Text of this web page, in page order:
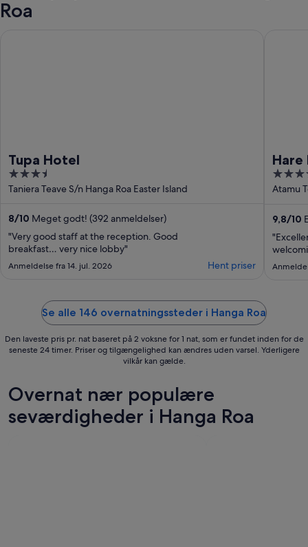
Roa
Tupa Hotel
3.5
out
5
Taniera Teave S/n Hanga Roa Easter Island
8/10 Meget godt! (392 anmeldelser)
"Very good staff at the reception. Good
breakfast… very nice lobby"
Anmeldelse fra 14. jul. 2026 Hent priser
Hare
4
out
5
Atamu
9,8/10
Se alle 146 overnatningssteder i Hanga Roa
Den laveste pris pr. nat baseret på 2 voksne for 1 nat, som er fundet inden for de
seneste 24 timer. Priser og tilgængelighed kan ændres uden varsel. Yderligere
vilkår kan gælde.
Overnat nær populære
seværdigheder i Hanga Roa